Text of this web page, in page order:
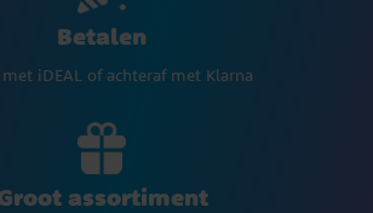
Betalen
met iDEAL of achteraf met Klarna
assortiment